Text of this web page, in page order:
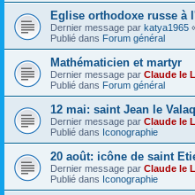
Eglise orthodoxe russe à
Dernier message par katya1965
Publié dans Forum général
Mathématicien et martyr
Dernier message par Claude le
Publié dans Forum général
12 mai: saint Jean le
Dernier message par Claude le
Publié dans Iconographie
20 août: icône de saint
Dernier message par Claude le
Publié dans Iconographie